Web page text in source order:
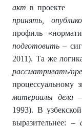
акт в проекте
принять,
профиль
подготовить –
2011). Та же
рассматривать/
процессуальному
материалы дела–
1993). В
выразительнее: –